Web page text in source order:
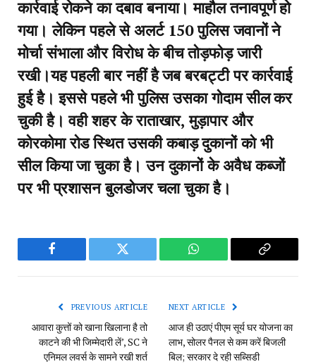
कार्रवाई रोकने का दबाव बनाया। माहौल तनावपूर्ण हो
गया। लेकिन पहले से अलर्ट 150 पुलिस जवानों ने
मोर्चा संभाला और विरोध के बीच तोड़फोड़ जारी
रखी।यह पहली बार नहीं है जब बरबट्टी पर कार्रवाई
हुई है। इससे पहले भी पुलिस उसका गोदाम सील कर
चुकी है। वही शहर के राताखार, मुड़ापार और
कोरकोमा रोड स्थित उसकी कबाड़ दुकानों को भी
सील किया जा चुका है। उन दुकानों के अवैध कब्जों
पर भी प्रशासन बुलडोजर चला चुका है।
Facebook Twitter WhatsApp
Copy
PREVIOUS ARTICLE
आवारा कुत्तों को खाना खिलाना है तो
काटने की भी जिम्मेदारी लें’, SC ने
एनिमल लवर्स के सामने रखी शर्त
NEXT ARTICLE
आज ही उठाएं पीएम सूर्य घर योजना का
लाभ, सोलर पैनल से कम करें बिजली
बिल; सरकार दे रही सब्सिडी